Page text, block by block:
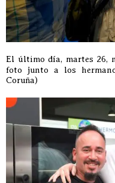
El último día, martes 26,
foto junto a los
Coruña)